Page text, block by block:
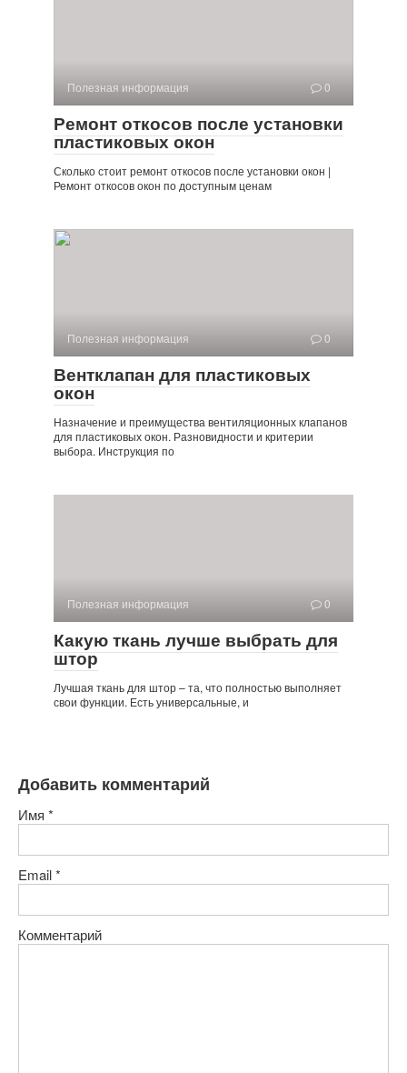
Полезная информация 0
Ремонт откосов после установки
пластиковых окон
Сколько стоит ремонт откосов после установки окон |
Ремонт откосов окон по доступным ценам
Полезная информация 0
Вентклапан для пластиковых
окон
Назначение и преимущества вентиляционных клапанов
для пластиковых окон. Разновидности и критерии
выбора. Инструкция по
Полезная информация 0
Какую ткань лучше выбрать для
штор
Лучшая ткань для штор – та, что полностью выполняет
свои функции. Есть универсальные, и
Добавить комментарий
Имя *
Email*
Комментарий